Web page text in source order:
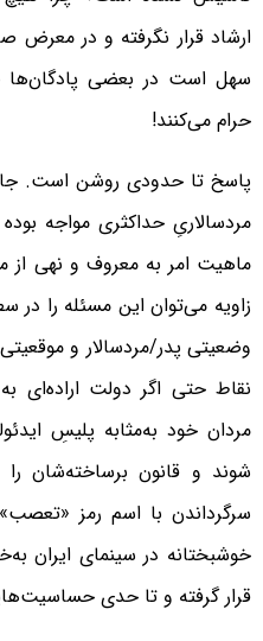
ارشاد قرار نگرفته و در
سهل است در بعضی پادگان‌ها
حرام می‌کنند!
پاسخ تا حدودی روشن است.
مردسالاریِ حداکثری مواجه
ماهیت امر به معروف و نهی از
زاویه می‌توان این مسئله را در
وضعیتی پدر/مردسالار و
نقاط حتی اگر دولت اراده‌ای
مردان خود به‌مثابه پلیسِ
شوند و قانون برساخته‌شان را
سرگرداندن با اسم رمز
خوشبختانه در سینمای ایران
قرار گرفته و تا حدی